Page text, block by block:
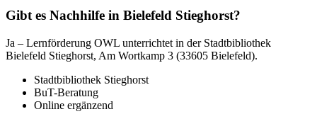
Gibt es Nachhilfe in Bielefeld Stieghorst?
Ja – Lernförderung OWL unterrichtet in der Stadtbibliothek
Bielefeld Stieghorst, Am Wortkamp 3 (33605 Bielefeld).
Stadtbibliothek Stieghorst
BuT-Beratung
Online ergänzend